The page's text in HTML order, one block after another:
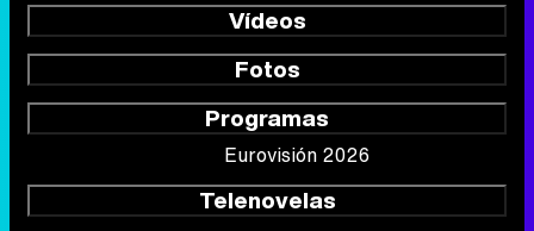
Vídeos
Fotos
Programas
Eurovisión 2026
Telenovelas